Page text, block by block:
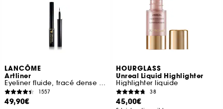
LANCÔME
Artliner
Eyeliner fluide, tracé dense et pinceau mousse
1557
49,90€
HOURGLASS
Unreal Liquid Highlighter
Highlighter liquide
38
45,00€